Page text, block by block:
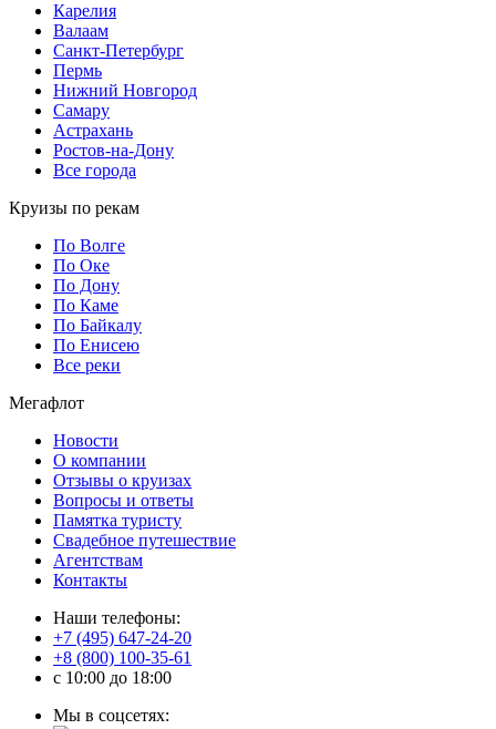
Карелия
Валаам
Санкт-Петербург
Пермь
Нижний Новгород
Самару
Астрахань
Ростов-на-Дону
Все города
Круизы по рекам
По Волге
По Оке
По Дону
По Каме
По Байкалу
По Енисею
Все реки
Мегафлот
Новости
О компании
Отзывы о круизах
Вопросы и ответы
Памятка туристу
Свадебное путешествие
Агентствам
Контакты
Наши телефоны:
+7 (495) 647-24-20
+8 (800) 100-35-61
c 10:00 до 18:00
Мы в соцсетях: